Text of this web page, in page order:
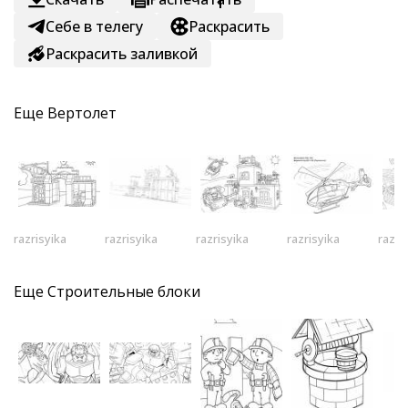
Себе в телегу
1
Раскрасить
Раскрасить заливкой
Еще Вертолет
razrisyika razrisyika razrisyika razrisyika
Еще Строительные блоки